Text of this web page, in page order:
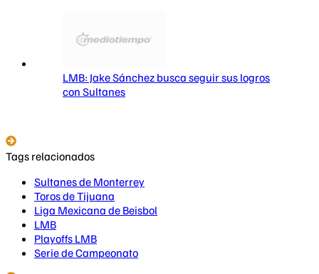
LMB: Jake Sánchez busca seguir sus logros
con Sultanes
Tags relacionados
Sultanes de Monterrey
Toros de Tijuana
Liga Mexicana de Beisbol
LMB
Playoffs LMB
Serie de Campeonato